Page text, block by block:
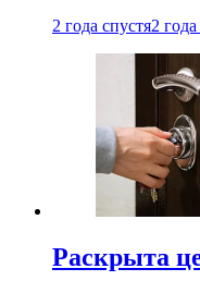
2 года спустя2
Раскрыта